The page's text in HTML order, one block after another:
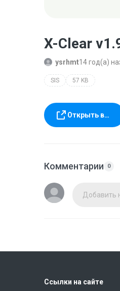
X-Clear
ysrhmt14 год(а)
SIS 57 KB
Открыть в…
Комментарии 0
Добавить
Ссылки на сайте